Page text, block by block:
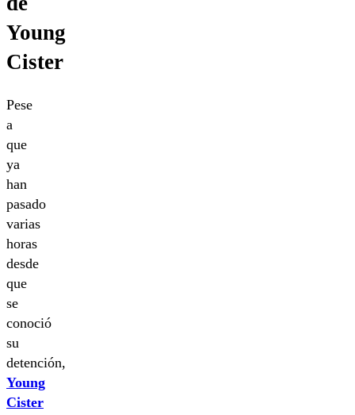
Young
Cister
Pese
a
que
ya
han
pasado
varias
horas
desde
que
se
conoció
su
detención,
Young
Cister